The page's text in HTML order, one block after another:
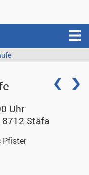
Uhr
Stäfa
Pfister